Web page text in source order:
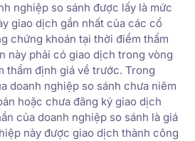
nghiệp so sánh được lấy là mức
giao dịch gần nhất của các cổ
chứng khoán tại thời điểm thẩm
này phải có giao dịch trong vòng
thẩm định giá về trước. Trong
doanh nghiệp so sánh chưa niêm
hoặc chưa đăng ký giao dịch
của doanh nghiệp so sánh là giá
này được giao dịch thành công